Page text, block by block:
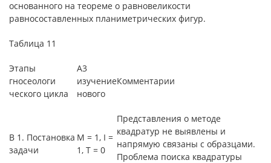
основанного на теореме о равновеликости
равносоставленных планиметрических фигур.
Таблица 11
Этапы
гносеологи
ческого цикла
А3
изучение
нового
Комментарии
В 1. Постановка
задачи
М = 1, I =
1, Т = 0
Представления о методе
квадратур не выявлены и
напрямую связаны с образцами.
Проблема поиска квадратуры